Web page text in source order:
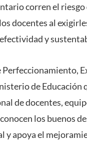
corren el
docentes al
y
Perfeccionamiento,
de
de docentes,
los buenos
apoya el